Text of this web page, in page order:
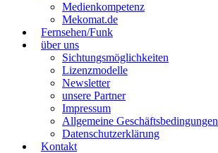
Medienkompetenz
Mekomat.de
Fernsehen/Funk
über uns
Sichtungsmöglichkeiten
Lizenzmodelle
Newsletter
unsere Partner
Impressum
Allgemeine Geschäftsbedingungen
Datenschutzerklärung
Kontakt